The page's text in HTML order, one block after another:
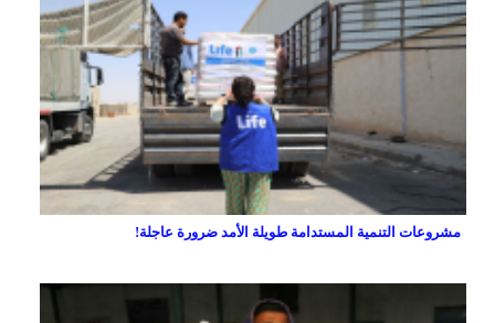
مشروعات التنمية المستدامة طويلة الأمد ضرورة عاجلة!